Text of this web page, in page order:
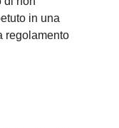
in una
regolamento